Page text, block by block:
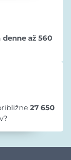
denne až 560
27 650